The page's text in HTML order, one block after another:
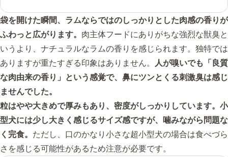
袋を開けた瞬間、ラムならではのしっかりとした肉感の香りが
ふわっと広がります。 肉主体フードにありがちな強烈な獣臭と
いうより、ナチュラルなラムの香りを感じられます。独特では
ありますが重たすぎる印象はありません。 人が嗅いでも「良質
な肉由来の香り」という感覚で、鼻にツンとくる刺激臭は感じ
ませんでした。
粒はやや大きめで厚みもあり、密度がしっかりしています。小
型犬には少し大きく感じるサイズ感ですが、噛みながら問題な
く完食。 ただし、口のかなり小さな超小型犬の場合は食べづら
さを感じる可能性があるため注意が必要です。